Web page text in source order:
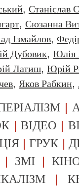
, Станіслав
, Сюзанна
Ізмайлов,
Дубовик, Юлія
Латиш, Юрiй
, Яков Рабкин,
|
|ВІДЕО |
|ГРУК |
| ЗМІ |
|